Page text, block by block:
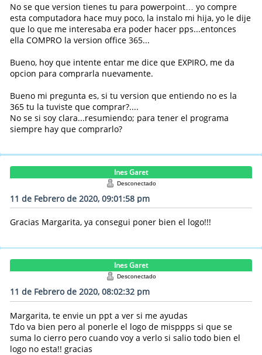
No se que version tienes tu para powerpoint… yo compre
esta computadora hace muy poco, la instalo mi hija, yo le dije
que lo que me interesaba era poder hacer pps...entonces
ella COMPRO la version office 365...
Bueno, hoy que intente entar me dice que EXPIRO, me da
opcion para comprarla nuevamente.
Bueno mi pregunta es, si tu version que entiendo no es la
365 tu la tuviste que comprar?....
No se si soy clara...resumiendo; para tener el programa
siempre hay que comprarlo?
Ines Garet
Desconectado
11 de Febrero de 2020, 09:01:58 pm
Gracias Margarita, ya consegui poner bien el logo!!!
Ines Garet
Desconectado
11 de Febrero de 2020, 08:02:32 pm
Margarita, te envie un ppt a ver si me ayudas
Tdo va bien pero al ponerle el logo de misppps si que se
suma lo cierro pero cuando voy a verlo si salio todo bien el
logo no esta!! gracias